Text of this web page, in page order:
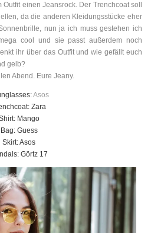
einen Jeansrock. Der Trenchcoat soll
da die anderen Kleidungsstücke eher
nun ja ich muss gestehen ich
cool und sie passt außerdem noch
ihr über das Outfit und wie gefällt euch
gelb?
Abend. Eure Jeany.
Asos
Zara
Mango
Bag: Guess
Skirt: Asos
Görtz 17